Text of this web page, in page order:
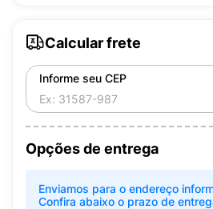
Calcular frete
Informe seu CEP
Opções de entrega
Enviamos para o endereço
Confira abaixo o prazo de